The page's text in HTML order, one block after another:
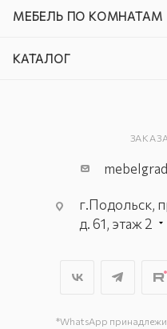
МЕБЕЛЬ ПО КОМНАТАМ
КАТАЛОГ
г.Подольск,
д. 61, этаж 2
г. Подольск,
*WhatsApp